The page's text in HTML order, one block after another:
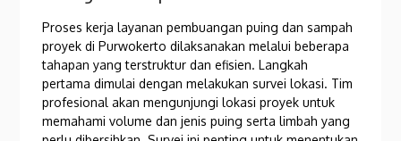
Proses kerja layanan pembuangan puing dan sampah
proyek di Purwokerto dilaksanakan melalui beberapa
tahapan yang terstruktur dan efisien. Langkah
pertama dimulai dengan melakukan survei lokasi. Tim
profesional akan mengunjungi lokasi proyek untuk
memahami volume dan jenis puing serta limbah yang